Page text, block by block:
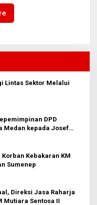
Lintas Sektor Melalui
DPD
Medan kepada Josef
Kebakaran KM
Sumenep
Direksi Jasa Raharja
Mutiara Sentosa II